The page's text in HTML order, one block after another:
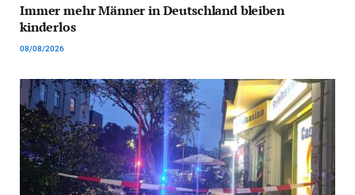
Immer mehr Männer in Deutschland bleiben
kinderlos
08/08/2026